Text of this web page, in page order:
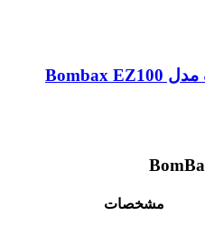
دستگاه ماینر اتریوم کلاسیک مدل Bombax EZ100
مشخصات